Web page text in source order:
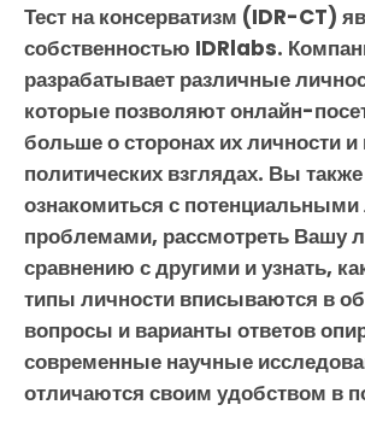
Тест на консерватизм (IDR-CT)
собственностью IDRlabs.
разрабатывает различные
которые позволяют онлайн-
больше о сторонах их личности и
политических взглядах. Вы
ознакомиться с
проблемами, рассмотреть Вашу
сравнению с другими и узнать,
типы личности вписываются в
вопросы и варианты ответов
современные научные
отличаются своим удобством в